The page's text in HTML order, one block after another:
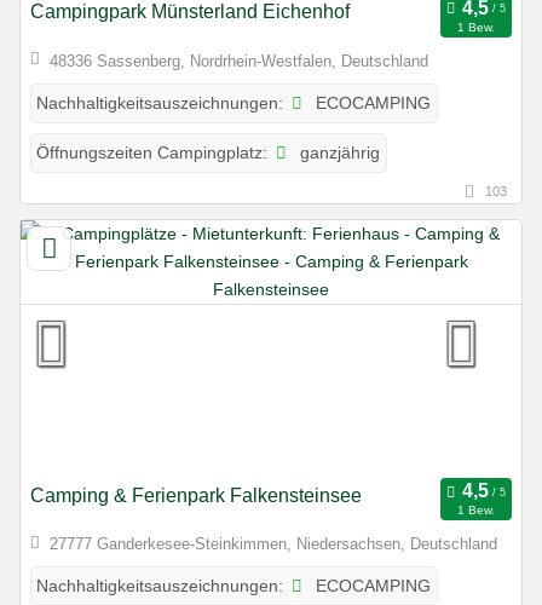
Campingpark Münsterland Eichenhof
1 Bew.
48336 Sassenberg, Nordrhein-Westfalen, Deutschland
Nachhaltigkeitsauszeichnungen: ECOCAMPING
Öffnungszeiten Campingplatz: ganzjährig
103
Camping & Ferienpark Falkensteinsee
1 Bew.
27777 Ganderkesee-Steinkimmen, Niedersachsen, Deutschland
Nachhaltigkeitsauszeichnungen: ECOCAMPING